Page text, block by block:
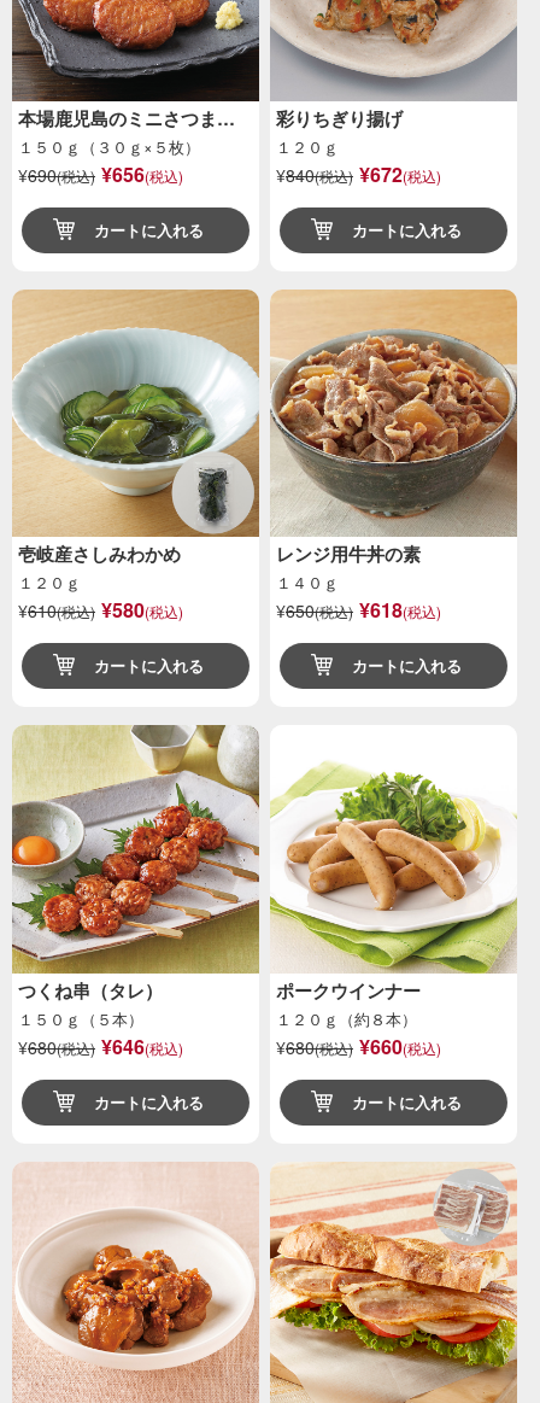
本場鹿児島のミニさつま…
１５０ｇ（３０ｇ×５枚）
¥690(税込) ¥656(税込)
カートに入れる
彩りちぎり揚げ
１２０ｇ
¥840(税込) ¥672(税込)
カートに入れる
壱岐産さしみわかめ
１２０ｇ
¥610(税込) ¥580(税込)
カートに入れる
レンジ用牛丼の素
１４０ｇ
¥650(税込) ¥618(税込)
カートに入れる
つくね串（タレ）
１５０ｇ（５本）
¥680(税込) ¥646(税込)
カートに入れる
ポークウインナー
１２０ｇ（約８本）
¥680(税込) ¥660(税込)
カートに入れる